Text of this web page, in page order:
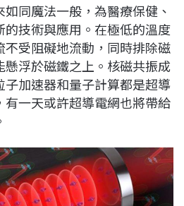
L
i
n
k
同魔法一般，為醫療保健、
技術與應用。在極低的溫度
受阻礙地流動，同時排除磁
浮於磁鐵之上。核磁共振成
加速器和量子計算都是超導
一天或許超導電網也將帶給